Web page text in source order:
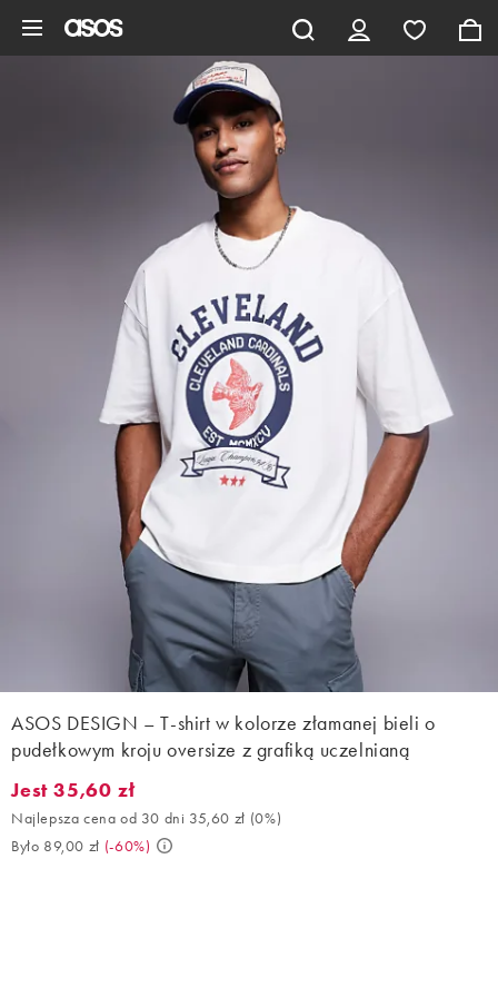
ASOS DESIGN – T-shirt w kolorze złamanej bieli o
pudełkowym kroju oversize z grafiką uczelnianą
Jest 35,60 zł. Najlepsza cena od 30 dni 35,60 zł (0%). Było
Jest 35,60 zł
Najlepsza cena od 30 dni 35,60 zł (0%)
Było 89,00 zł (-60%)